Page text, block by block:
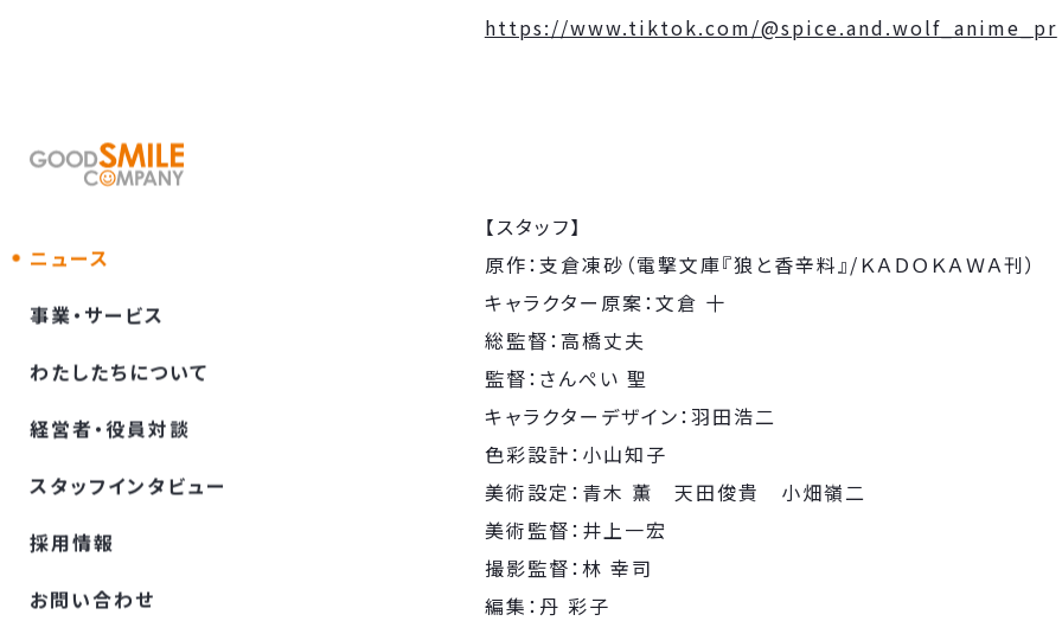
ニュース
事業・サービス
わたしたちについて
経営者・役員対談
スタッフインタビュー
採⽤情報
お問い合わせ
https://www.tiktok.com/@spice.and.wolf_anime_pr
【スタッフ】
原作：支倉凍砂（電撃文庫『狼と香辛料』/ＫＡＤＯＫＡＷＡ刊）
キャラクター原案：文倉 十
総監督：高橋丈夫
監督：さんぺい 聖
キャラクターデザイン：羽田浩二
色彩設計：小山知子
美術設定：青木 薫 天田俊貴 小畑嶺二
美術監督：井上一宏
撮影監督：林 幸司
編集：丹 彩子